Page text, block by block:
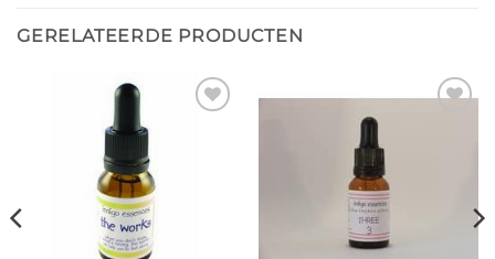
GERELATEERDE PRODUCTEN